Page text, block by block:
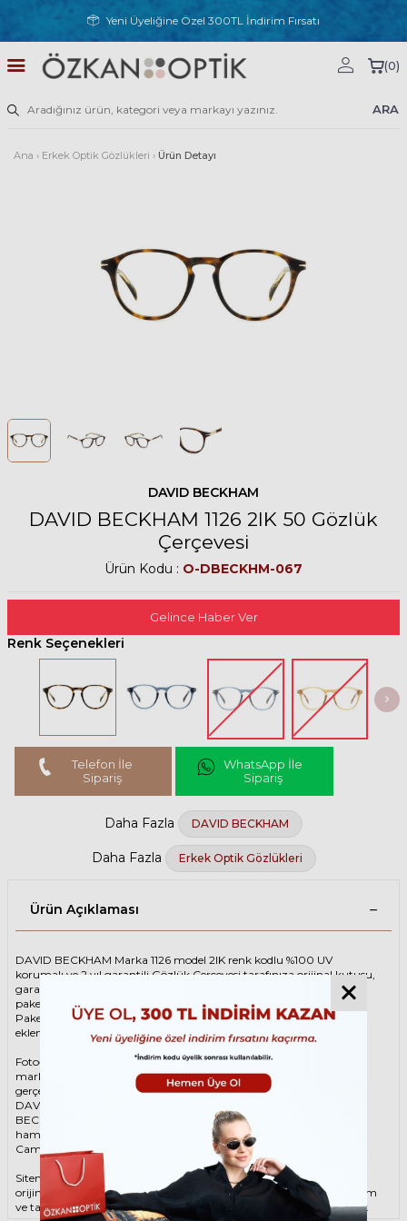
Yeni Üyeliğine Özel 300TL İndirim Fırsatı
ARA
(0)
Ana › Erkek Optik Gözlükleri › Ürün Detayı
DAVID BECKHAM
DAVID BECKHAM 1126 2IK 50 Gözlük
Çerçevesi
Ürün Kodu : O-DBECKHM-067
Gelince Haber Ver
Renk Seçenekleri
Telefon İle
Sipariş
WhatsApp İle
Sipariş
Daha Fazla DAVID BECKHAM
Daha Fazla Erkek Optik Gözlükleri
Ürün Açıklaması
DAVID BECKHAM Marka 1126 model 2IK renk kodlu %100 UV
korumalı ve 2 yıl garantili Gözlük Çerçevesi tarafınıza orijinal kutusu,
garanti belgesi ve adınıza düzenlenmiş faturası ile birlikte özenle
paketlenerek kargoya teslim edilir.
Paketinize ek olarak silme bezi ve temizleme spreyi ücretsiz olarak
eklenmektedir.
Fotoğraftaki Gözlük Çerçevesi kutusu gösterim amaçlı olup
markanın orijinal alternatiflerinden gönderim
gerçekleştirilebilmektedir.
DAVID BECKHAM Unisex Kahverengi Gözlük ÇerçevesiDAVID
BECKHAM 1126 2IK 50 Gözlük Çerçevesi çerçeve şekli Oval,
hammaddesi Asetat, çerçeve rengi Kahverengi renktir.
Camlar %100 korumalı renkli camların materyali ‘dir.
Sitemizden alacağınız DAVID BECKHAM Gözlük Çerçevesi %100
orijinal ve 2 yıl garantilidir. Garanti kapsamındaki tüm parça değişim
ve tamir işlemleriniÖZKAN OPTİK
mağazalarından ücretsiz olarak